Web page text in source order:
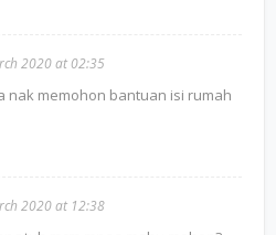
2020 at 02:35
nak memohon bantuan isi rumah
2020 at 12:38